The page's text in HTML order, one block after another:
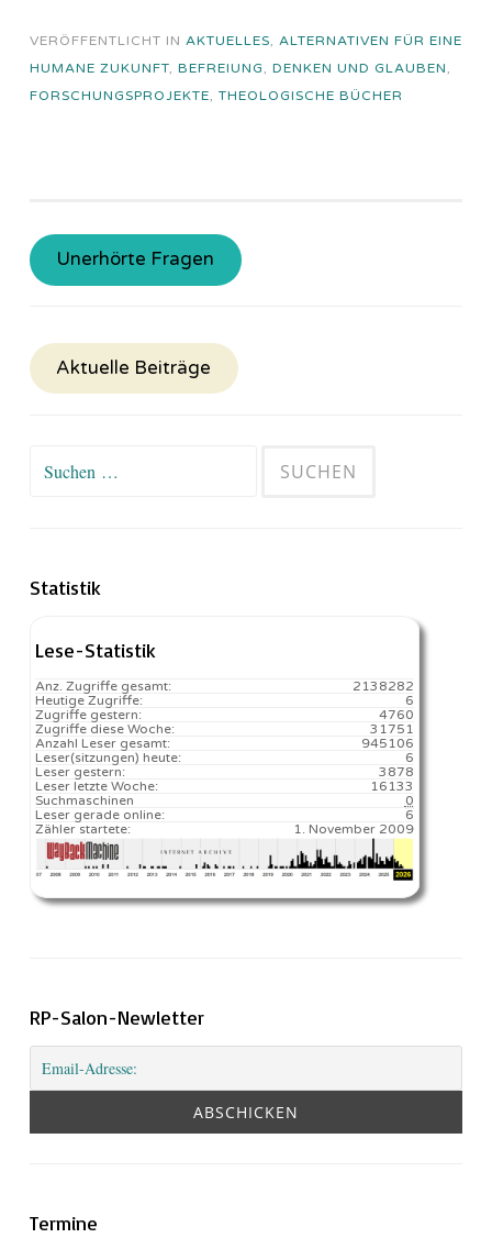
VERÖFFENTLICHT IN AKTUELLES, ALTERNATIVEN FÜR EINE
HUMANE ZUKUNFT, BEFREIUNG, DENKEN UND GLAUBEN,
FORSCHUNGSPROJEKTE, THEOLOGISCHE BÜCHER
Unerhörte Fragen
Aktuelle Beiträge
Suchen
Statistik
Lese-Statistik
2138282
Anz. Zugriffe gesamt:
6
Heutige Zugriffe:
4760
Zugriffe gestern:
31751
Zugriffe diese Woche:
945106
Anzahl Leser gesamt:
6️
Leser(sitzungen) heute:
3878
Leser gestern:
16133️
Leser letzte Woche:
0
Suchmaschinen
6
Leser gerade online:
1. November 2009
Zähler startete:
RP-Salon-Newletter
Termine